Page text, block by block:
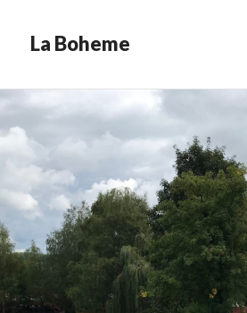
La Boheme